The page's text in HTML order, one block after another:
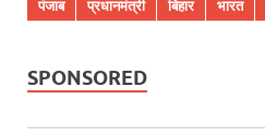
पंजाब प्रधानमंत्री बिहार भारत
SPONSORED